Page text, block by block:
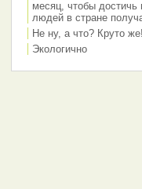
месяц, чтобы достичь
людей в стране
Не ну, а что? Круто
Экологично